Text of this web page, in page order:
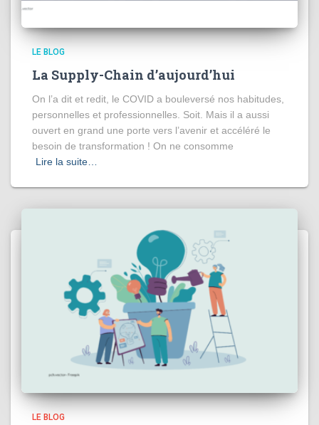
LE BLOG
La Supply-Chain d’aujourd’hui
On l’a dit et redit, le COVID a bouleversé nos habitudes,
personnelles et professionnelles. Soit. Mais il a aussi
ouvert en grand une porte vers l’avenir et accéléré le
besoin de transformation ! On ne consomme
Lire la suite…
LE BLOG